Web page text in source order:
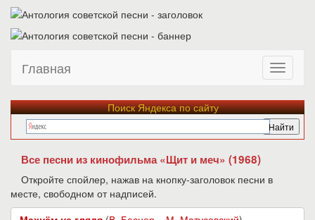
Главная
Поиск Яндекса по сайту
Все песни из кинофильма «Щит и меч» (1968)
Откройте спойлер, нажав на кнопку-заголовок песни в
месте, свободном от надписей.